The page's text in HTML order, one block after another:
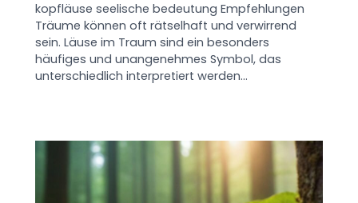
kopfläuse seelische bedeutung Empfehlungen
Träume können oft rätselhaft und verwirrend
sein. Läuse im Traum sind ein besonders
häufiges und unangenehmes Symbol, das
unterschiedlich interpretiert werden…